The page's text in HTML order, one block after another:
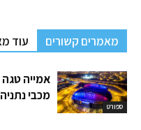
מאמרים קשורים עוד
ספורט
אמייה
מכבי נתניה